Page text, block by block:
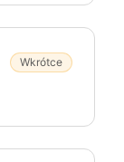
Wkrótce